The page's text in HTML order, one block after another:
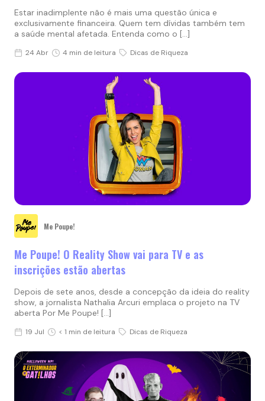
Estar inadimplente não é mais uma questão única e
exclusivamente financeira. Quem tem dívidas também tem
a saúde mental afetada. Entenda como o […]
24 Abr 4 min de leitura Dicas de Riqueza
Me Poupe!
Me Poupe! O Reality Show vai para TV e as
inscrições estão abertas
Depois de sete anos, desde a concepção da ideia do reality
show, a jornalista Nathalia Arcuri emplaca o projeto na TV
aberta Por Me Poupe! […]
19 Jul < 1 min de leitura Dicas de Riqueza